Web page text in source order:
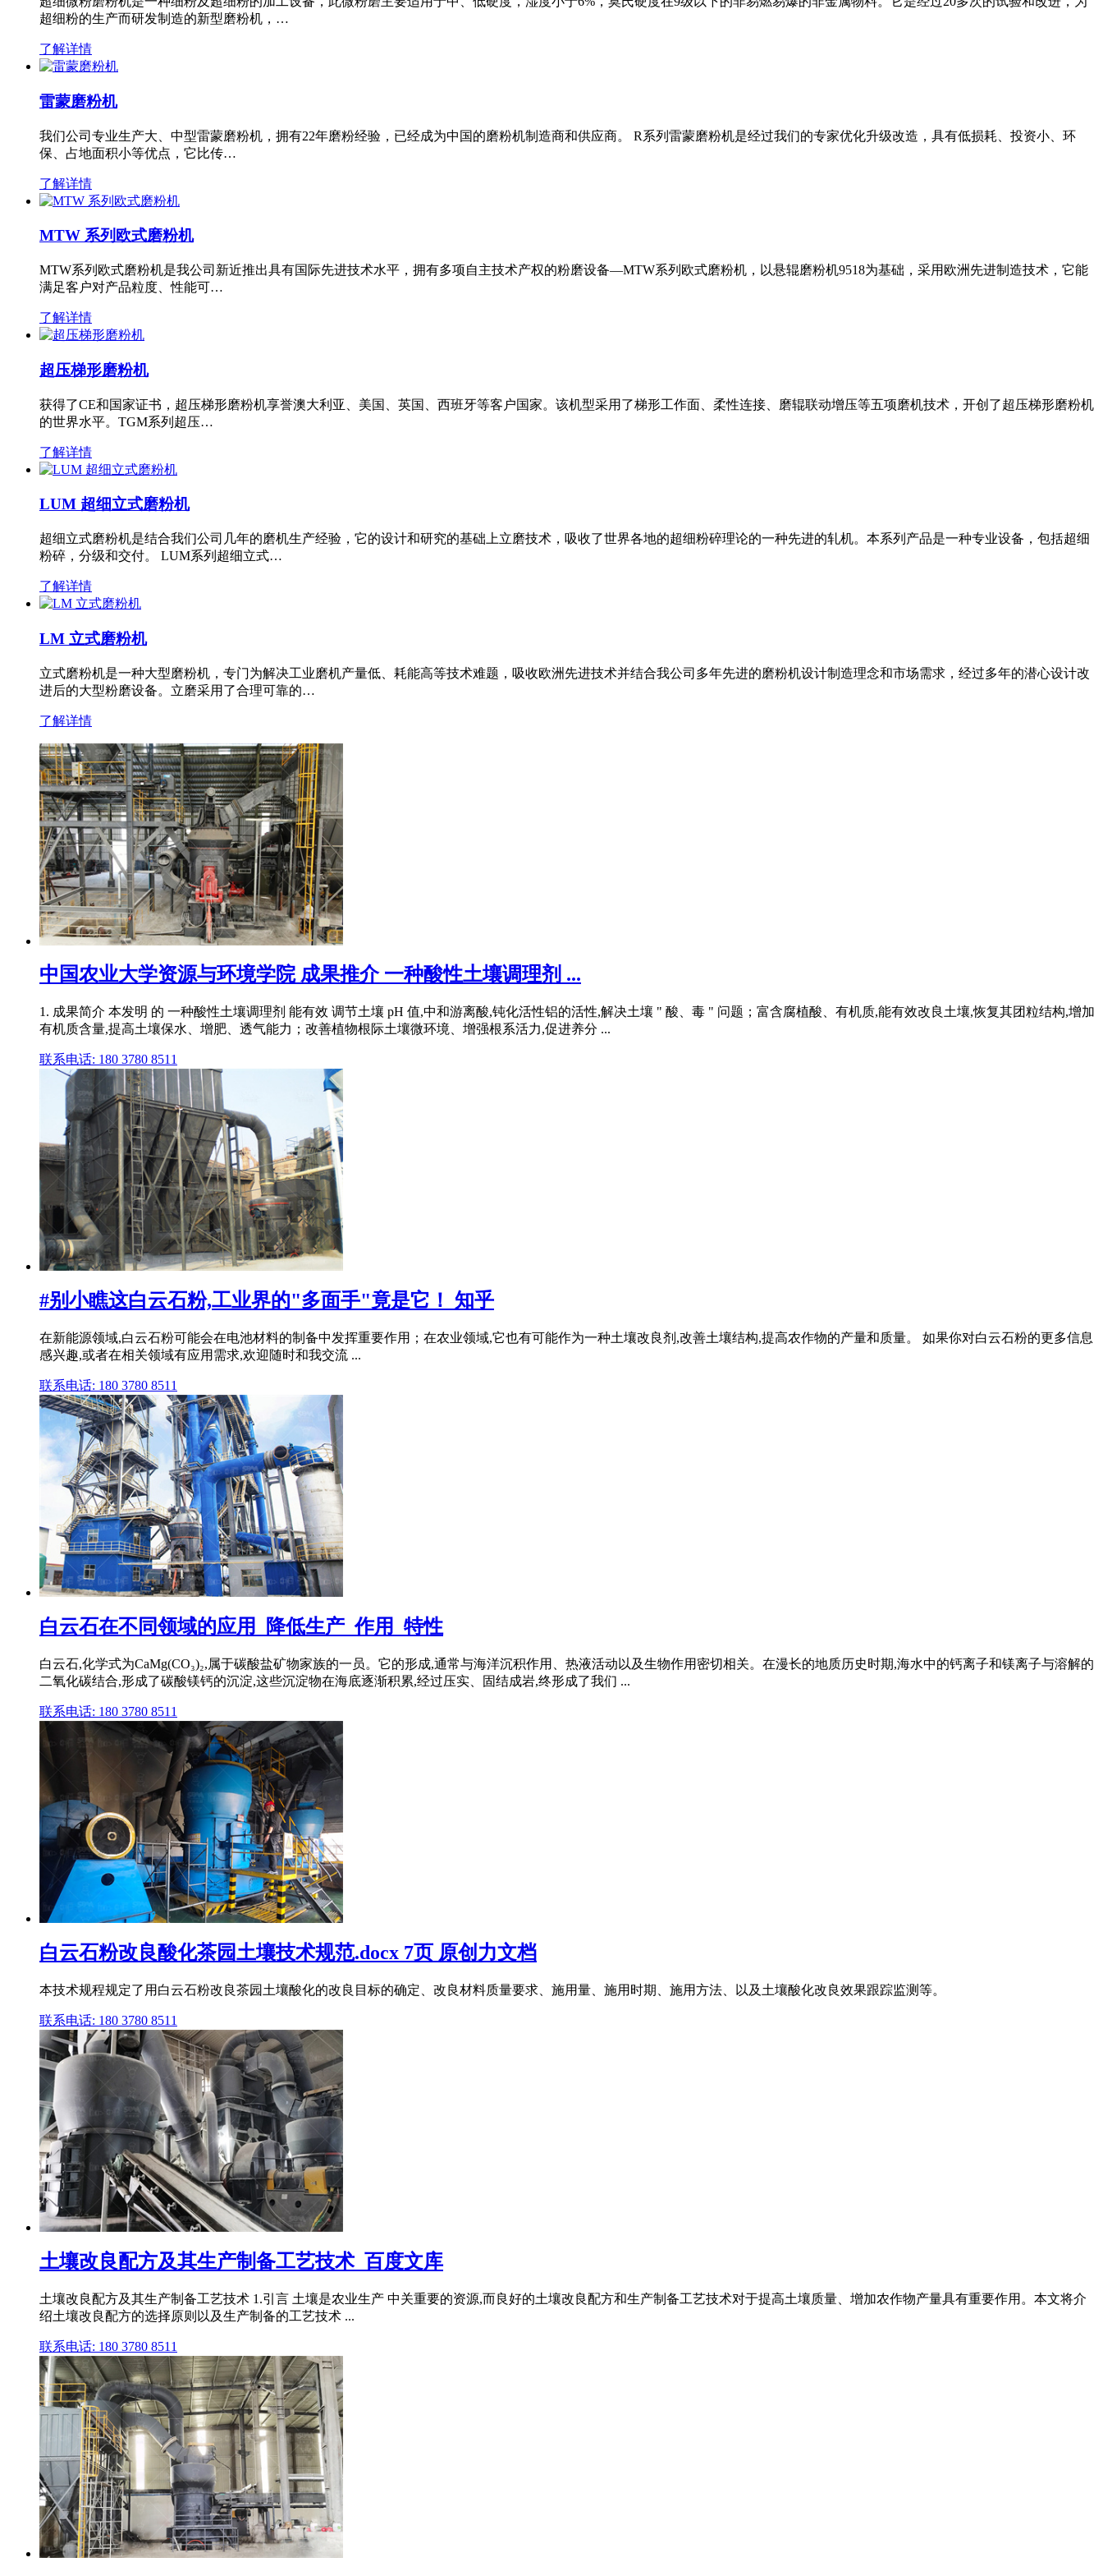
超细粉的生产而研发制造的新型磨粉机，…
了解详情
雷蒙磨粉机
我们公司专业生产大、中型雷蒙磨粉机，拥有22年磨粉经验，已经成为中国的磨粉机制造商和供应商。 R系列雷蒙磨粉机是经过我们的专家优化升级改造，具有低损耗、投资小、环
保、占地面积小等优点，它比传…
了解详情
MTW 系列欧式磨粉机
MTW系列欧式磨粉机是我公司新近推出具有国际先进技术水平，拥有多项自主技术产权的粉磨设备—MTW系列欧式磨粉机，以悬辊磨粉机9518为基础，采用欧洲先进制造技术，它能
满足客户对产品粒度、性能可…
了解详情
超压梯形磨粉机
获得了CE和国家证书，超压梯形磨粉机享誉澳大利亚、美国、英国、西班牙等客户国家。该机型采用了梯形工作面、柔性连接、磨辊联动增压等五项磨机技术，开创了超压梯形磨粉机
的世界水平。TGM系列超压…
了解详情
LUM 超细立式磨粉机
超细立式磨粉机是结合我们公司几年的磨机生产经验，它的设计和研究的基础上立磨技术，吸收了世界各地的超细粉碎理论的一种先进的轧机。本系列产品是一种专业设备，包括超细
粉碎，分级和交付。 LUM系列超细立式…
了解详情
LM 立式磨粉机
立式磨粉机是一种大型磨粉机，专门为解决工业磨机产量低、耗能高等技术难题，吸收欧洲先进技术并结合我公司多年先进的磨粉机设计制造理念和市场需求，经过多年的潜心设计改
进后的大型粉磨设备。立磨采用了合理可靠的…
了解详情
中国农业大学资源与环境学院 成果推介 一种酸性土壤调理剂 ...
1. 成果简介 本发明 的 一种酸性土壤调理剂 能有效 调节土壤 pH 值,中和游离酸,钝化活性铝的活性,解决土壤 " 酸、毒 " 问题；富含腐植酸、有机质,能有效改良土壤,恢复其团粒结构,增加
有机质含量,提高土壤保水、增肥、透气能力；改善植物根际土壤微环境、增强根系活力,促进养分 ...
联系电话: 180 3780 8511
#别小瞧这白云石粉,工业界的"多面手"竟是它！ 知乎
在新能源领域,白云石粉可能会在电池材料的制备中发挥重要作用；在农业领域,它也有可能作为一种土壤改良剂,改善土壤结构,提高农作物的产量和质量。 如果你对白云石粉的更多信息
感兴趣,或者在相关领域有应用需求,欢迎随时和我交流 ...
联系电话: 180 3780 8511
白云石在不同领域的应用_降低生产_作用_特性
白云石,化学式为CaMg(CO₃)₂,属于碳酸盐矿物家族的一员。它的形成,通常与海洋沉积作用、热液活动以及生物作用密切相关。在漫长的地质历史时期,海水中的钙离子和镁离子与溶解的
二氧化碳结合,形成了碳酸镁钙的沉淀,这些沉淀物在海底逐渐积累,经过压实、固结成岩,终形成了我们 ...
联系电话: 180 3780 8511
白云石粉改良酸化茶园土壤技术规范.docx 7页 原创力文档
本技术规程规定了用白云石粉改良茶园土壤酸化的改良目标的确定、改良材料质量要求、施用量、施用时期、施用方法、以及土壤酸化改良效果跟踪监测等。
联系电话: 180 3780 8511
土壤改良配方及其生产制备工艺技术_百度文库
土壤改良配方及其生产制备工艺技术 1.引言 土壤是农业生产 中关重要的资源,而良好的土壤改良配方和生产制备工艺技术对于提高土壤质量、增加农作物产量具有重要作用。本文将介
绍土壤改良配方的选择原则以及生产制备的工艺技术 ...
联系电话: 180 3780 8511